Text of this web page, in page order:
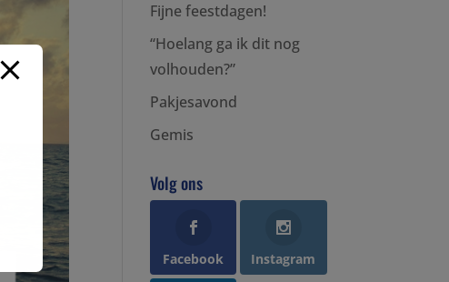
Fijne feestdagen!
“Hoelang ga ik dit nog
volhouden?”
Pakjesavond
Gemis
Volg ons
Facebook Instagram